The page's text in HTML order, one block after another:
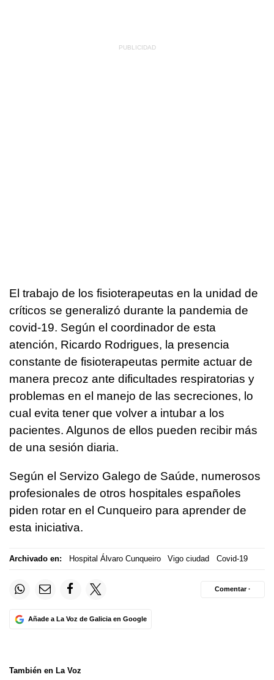
El trabajo de los fisioterapeutas en la unidad de
críticos se generalizó durante la pandemia de
covid-19. Según el coordinador de esta
atención, Ricardo Rodrigues, la presencia
constante de fisioterapeutas permite actuar de
manera precoz ante dificultades respiratorias y
problemas en el manejo de las secreciones, lo
cual evita tener que volver a intubar a los
pacientes. Algunos de ellos pueden recibir más
de una sesión diaria.
Según el Servizo Galego de Saúde, numerosos
profesionales de otros hospitales españoles
piden rotar en el Cunqueiro para aprender de
esta iniciativa.
Archivado en: Hospital Álvaro Cunqueiro Vigo ciudad Covid-19
Añade a La Voz de Galicia en Google
Comentar ·
También en La Voz